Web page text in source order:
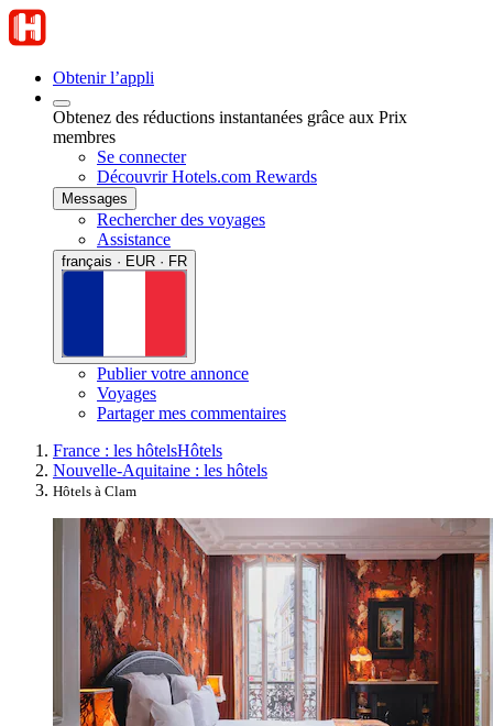
Obtenir l’appli
Obtenez des réductions instantanées grâce aux Prix
membres
Se connecter
Découvrir Hotels.com Rewards
Messages
Rechercher des voyages
Assistance
français · EUR · FR
Publier votre annonce
Voyages
Partager mes commentaires
France : les hôtelsHôtels
Nouvelle-Aquitaine : les hôtels
Hôtels à Clam